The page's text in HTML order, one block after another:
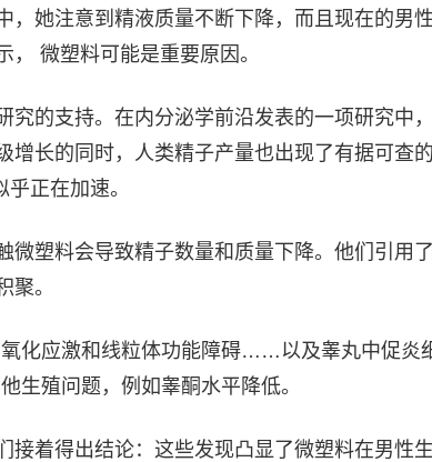
，她注意到精液质量不断下降，而且现在的男
微塑料可能是重要原因。
究的支持。在内分泌学前沿发表的一项研究中
增长的同时，人类精子产量也出现了有据可查
正在加速。
微塑料会导致精子数量和质量下降。他们引用
聚。
氧化应激和线粒体功能障碍……以及睾丸中促炎
生殖问题，例如睾酮水平降低。
接着得出结论：这些发现凸显了微塑料在男性